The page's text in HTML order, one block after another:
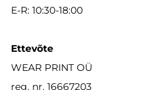
E-R: 10:30-18:00
Ettevõte
WEAR PRINT OÜ
reg. nr. 16667203